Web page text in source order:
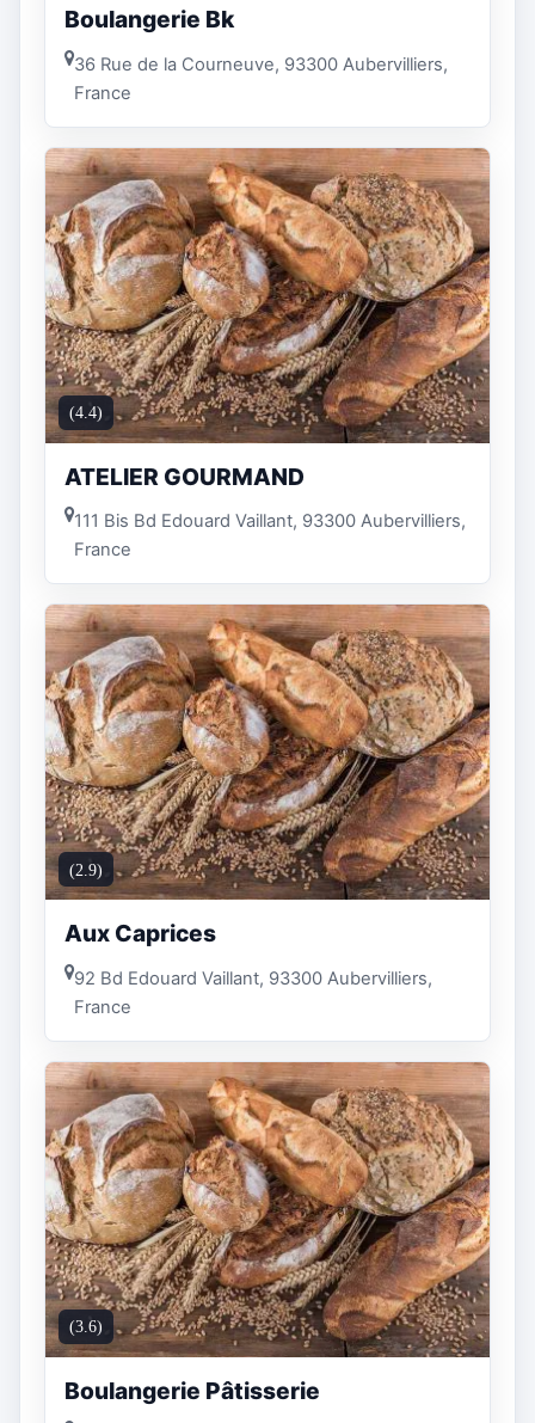
Boulangerie Bk
36 Rue de la Courneuve, 93300 Aubervilliers,
France
(4.4)
ATELIER GOURMAND
111 Bis Bd Edouard Vaillant, 93300 Aubervilliers,
France
(2.9)
Aux Caprices
92 Bd Edouard Vaillant, 93300 Aubervilliers,
France
(3.6)
Boulangerie Pâtisserie